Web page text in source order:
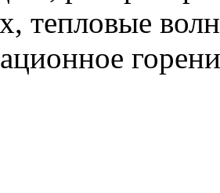
тепловые